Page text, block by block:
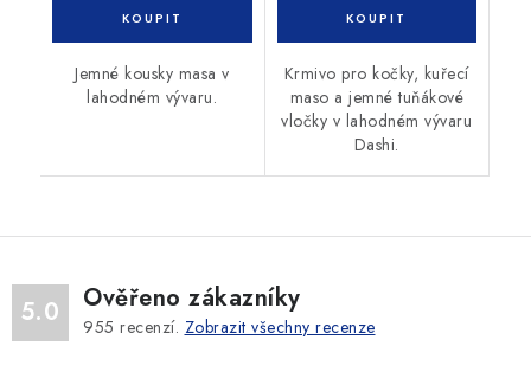
Jemné kousky masa v
lahodném vývaru.
Krmivo pro kočky, kuřecí
maso a jemné tuňákové
vločky v lahodném vývaru
Dashi.
5.0 Ověřeno zákazníky
955 recenzí. Zobrazit všechny recenze